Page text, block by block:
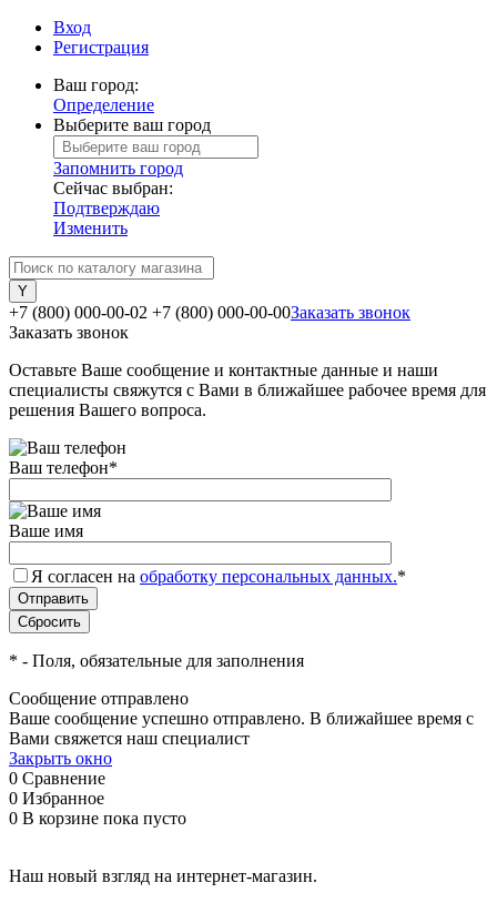
Вход
Регистрация
Ваш город:
Определение
Выберите ваш город
Запомнить город
Сейчас выбран:
Подтверждаю
Изменить
+7 (800) 000-00-02 +7 (800) 000-00-00Заказать звонок
Заказать звонок
Оставьте Ваше сообщение и контактные данные и наши
специалисты свяжутся с Вами в ближайшее рабочее время для
решения Вашего вопроса.
Ваш телефон*
Ваше имя
Я согласен на обработку персональных данных.*
* - Поля, обязательные для заполнения
Сообщение отправлено
Ваше сообщение успешно отправлено. В ближайшее время с
Вами свяжется наш специалист
Закрыть окно
0 Сравнение
0 Избранное
0 В корзине пока пусто
Наш новый взгляд на интернет-магазин.